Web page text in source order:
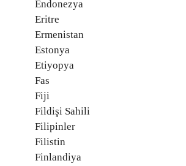
Endonezya
Eritre
Ermenistan
Estonya
Etiyopya
Fas
Fiji
Fildişi Sahili
Filipinler
Filistin
Finlandiya